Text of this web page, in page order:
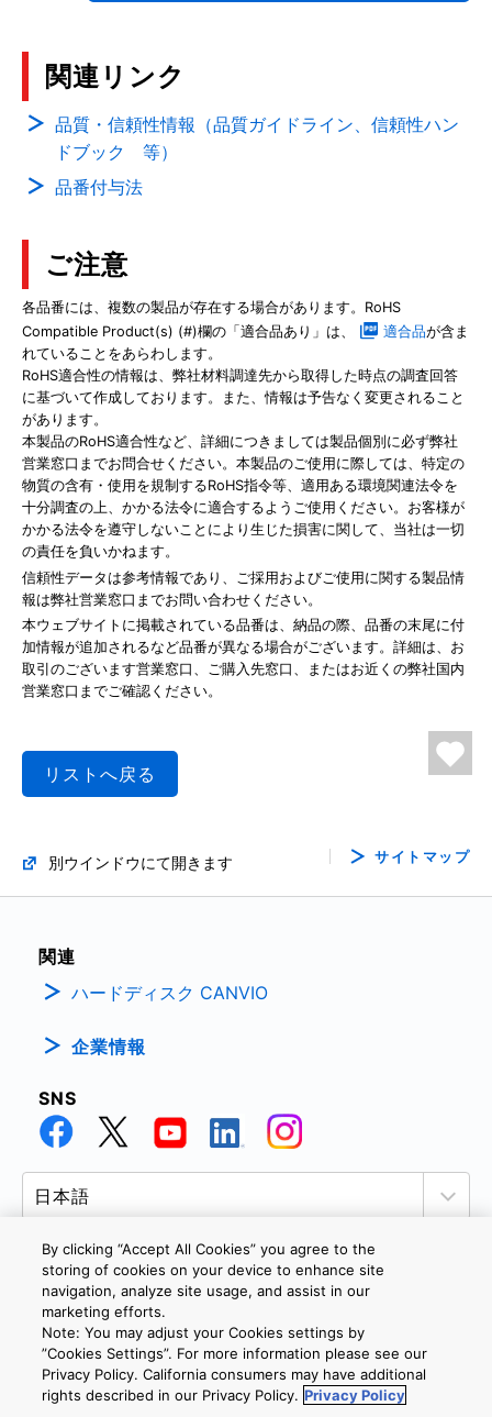
関連リンク
品質・信頼性情報（品質ガイドライン、信頼性ハン
ドブック 等）
品番付与法
ご注意
各品番には、複数の製品が存在する場合があります。RoHS
Compatible Product(s) (#)欄の「適合品あり」は、
適合品が含ま
れていることをあらわします。
RoHS適合性の情報は、弊社材料調達先から取得した時点の調査回答
に基づいて作成しております。また、情報は予告なく変更されること
があります。
本製品のRoHS適合性など、詳細につきましては製品個別に必ず弊社
営業窓口までお問合せください。本製品のご使用に際しては、特定の
物質の含有・使用を規制するRoHS指令等、適用ある環境関連法令を
十分調査の上、かかる法令に適合するようご使用ください。お客様が
かかる法令を遵守しないことにより生じた損害に関して、当社は一切
の責任を負いかねます。
信頼性データは参考情報であり、ご採用およびご使用に関する製品情
報は弊社営業窓口までお問い合わせください。
本ウェブサイトに掲載されている品番は、納品の際、品番の末尾に付
加情報が追加されるなど品番が異なる場合がございます。詳細は、お
取引のございます営業窓口、ご購入先窓口、またはお近くの弊社国内
営業窓口までご確認ください。
リストへ戻る
別ウインドウにて開きます サイトマップ
関連
ハードディスク CANVIO
企業情報
SNS
個人情報保護方針 サイトのご利用条件
Cookie設定
お問い合わせ
Copyright © 2026 TOSHIBA ELECTRONIC DEVICES & STORAGE
By clicking “Accept All Cookies” you agree to the
storing of cookies on your device to enhance site
navigation, analyze site usage, and assist in our
marketing efforts.
Note: You may adjust your Cookies settings by
”Cookies Settings”. For more information please see our
Privacy Policy. California consumers may have additional
rights described in our Privacy Policy. Privacy Policy